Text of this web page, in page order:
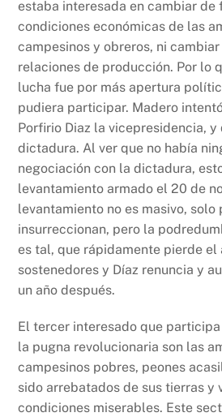
estaba interesada en cambiar de
condiciones económicas de las
campesinos y obreros, ni
relaciones de producción. Por lo
lucha fue por más apertura
pudiera participar. Madero
Porfirio Diaz la vicepresidencia, y
dictadura. Al ver que no había
negociación con la dictadura,
levantamiento armado el 20 de
levantamiento no es masivo, solo
insurreccionan, pero la
es tal, que rápidamente pierde el
sostenedores y Díaz renuncia y
un año después.
El tercer interesado que
la pugna revolucionaria son las
campesinos pobres, peones
sido arrebatados de sus tierras y
condiciones miserables. Este